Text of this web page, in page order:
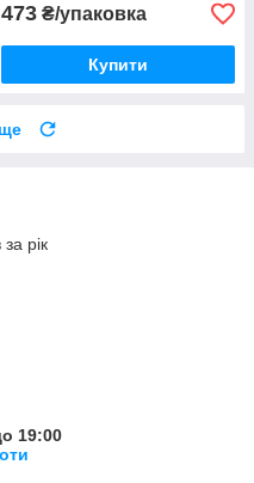
473 ₴/упаковка
Купити
рік
19:00